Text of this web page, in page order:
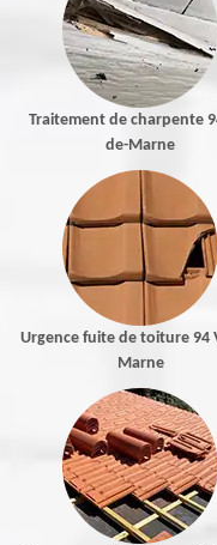
Traitement de charpente
de-Marne
Urgence fuite de toiture 94
Marne